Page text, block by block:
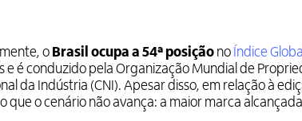
o Brasil ocupa a 54ª posição no Índice
e é conduzido pela Organização Mundial de
da Indústria (CNI). Apesar disso, em relação à
que o cenário não avança: a maior marca